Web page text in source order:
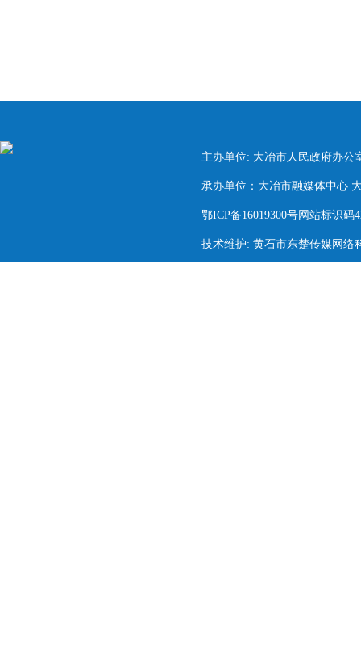
主办单位: 大冶市人民政府办公
承办单位：大冶市融媒体中心
鄂ICP备16019300号网站标识码
技术维护: 黄石市东楚传媒网络